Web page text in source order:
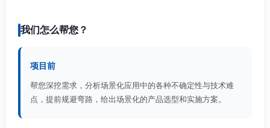
我们怎么帮您？
项目前
帮您深挖需求，分析场景化应用中的各种不确定性与技术难
点，提前规避弯路，给出场景化的产品选型和实施方案。